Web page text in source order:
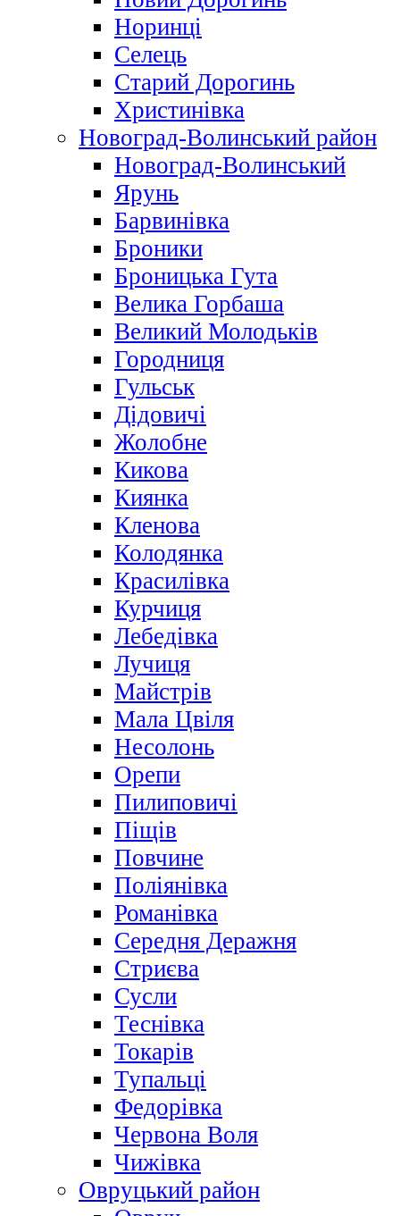
Норинці
Селець
Старий Дорогинь
Христинівка
Новоград-Волинський район
Новоград-Волинський
Ярунь
Барвинівка
Броники
Броницька Гута
Велика Горбаша
Великий Молодьків
Городниця
Гульськ
Дідовичі
Жолобне
Кикова
Киянка
Кленова
Колодянка
Красилівка
Курчиця
Лебедівка
Лучиця
Майстрів
Мала Цвіля
Несолонь
Орепи
Пилиповичі
Піщів
Повчине
Поліянівка
Романівка
Середня Деражня
Стриєва
Сусли
Теснівка
Токарів
Тупальці
Федорівка
Червона Воля
Чижівка
Овруцький район